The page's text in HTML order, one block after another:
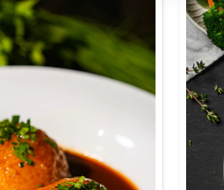
und schmeckt – mit
herzhafter Soße